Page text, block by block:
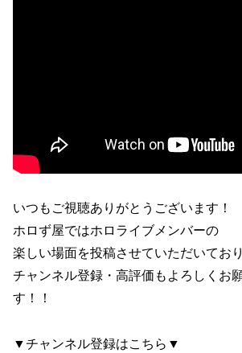
いつもご視聴ありがとうございます！
ホロず屋ではホロライブメンバーの
楽しい場面を投稿させていただいてお
チャンネル登録・高評価もよろしくお
す！！
▼チャンネル登録はこちら▼